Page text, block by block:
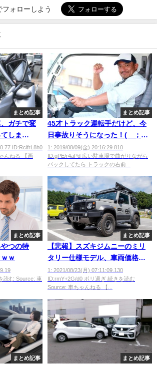
フォローしよう
まとめ記事
、ガチで変
しま
ID:RclfrL8h0
んねる 【画
まとめ記事
45才トラック運転手だけど、今
日事故りそうになった！(´；
ω；`)
1: 2019/08/09(金) 20:16:29.810
ID:gPE/r4aPd 広い駐車場で曲がりながら
バックしてたら トラックの右前...
まとめ記事
やつの特
ｗ
読む Source: 車
まとめ記事
【悲報】スズキジムニーのミリ
タリー仕様モデル、車両価格
+100万で販売
wwwwwwwwwwww
1: 2021/08/23(月) 07:11:09.130
ID:rmY+2G/d0 ボリ過ぎ 続きを読む
Source: 車ちゃんねる 【...
まとめ記事 まとめ記事